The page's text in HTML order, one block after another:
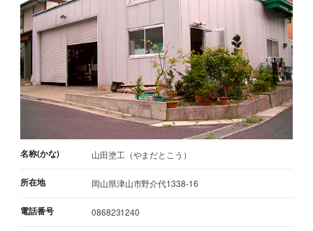
名称(かな) 山田塗工（やまだとこう）
所在地 岡山県津山市野介代1338-16
電話番号 0868231240